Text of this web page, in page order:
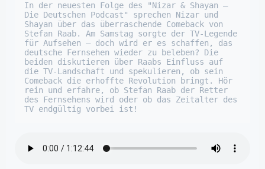
In der neuesten Folge des "Nizar & Shayan –
Die Deutschen Podcast" sprechen Nizar und
Shayan über das überraschende Comeback von
Stefan Raab. Am Samstag sorgte der TV-Legende
für Aufsehen – doch wird er es schaffen, das
deutsche Fernsehen wieder zu beleben? Die
beiden diskutieren über Raabs Einfluss auf
die TV-Landschaft und spekulieren, ob sein
Comeback die erhoffte Revolution bringt. Hör
rein und erfahre, ob Stefan Raab der Retter
des Fernsehens wird oder ob das Zeitalter des
TV endgültig vorbei ist!